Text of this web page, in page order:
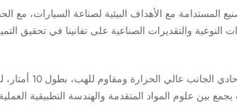
المستدامة مع الأهداف البيئية لصناعة السيارات، مع
النوعية والتقديرات الصناعية على تفانينا في تحقيق
شريط الفانيل
بين علوم المواد المتقدمة والهندسة التطبيقية